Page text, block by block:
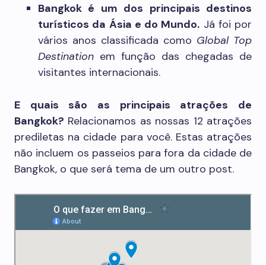
Bangkok é um dos principais destinos
turísticos da Ásia e do Mundo. Já foi por
vários anos classificada como Global Top
Destination em função das chegadas de
visitantes internacionais.
E quais são as principais atrações de
Bangkok? Relacionamos as nossas 12 atrações
prediletas na cidade para você. Estas atrações
não incluem os passeios para fora da cidade de
Bangkok, o que será tema de um outro post.